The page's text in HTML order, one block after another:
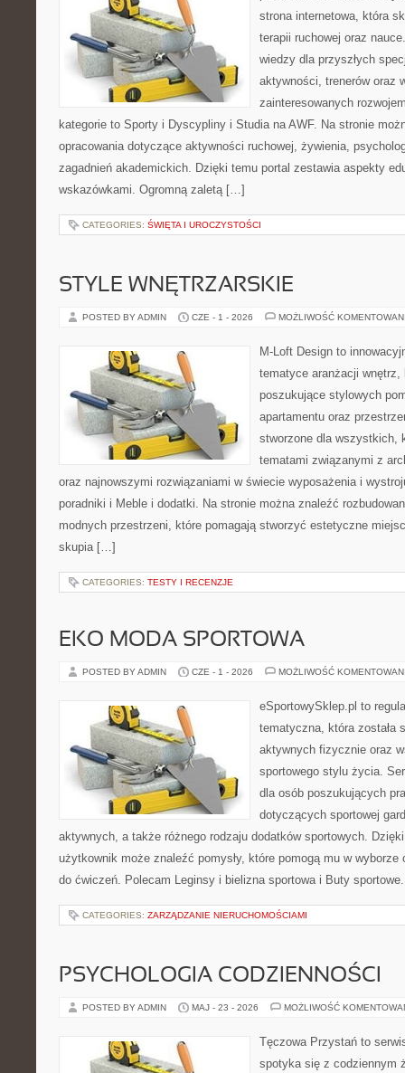
strona internetowa, która
terapii ruchowej oraz
wiedzy dla przyszłych
aktywności, trenerów oraz
zainteresowanych
kategorie to Sporty i Dyscypliny i Studia na AWF. Na stronie
opracowania dotyczące aktywności ruchowej, żywienia,
zagadnień akademickich. Dzięki temu portal zestawia aspekty
wskazówkami. Ogromną zaletą […]
CATEGORIES: ŚWIĘTA I UROCZYSTOŚCI
STYLE WNĘTRZARSKIE
POSTED BY ADMIN CZE - 1 - 2026 MOŻLIWOŚĆ
M-Loft Design to
tematyce aranżacji
poszukujące stylowych
apartamentu oraz
stworzone dla wszystkich,
tematami związanymi z
oraz najnowszymi rozwiązaniami w świecie wyposażenia i
poradniki i Meble i dodatki. Na stronie można znaleźć
modnych przestrzeni, które pomagają stworzyć estetyczne
skupia […]
CATEGORIES: TESTY I RECENZJE
EKO MODA SPORTOWA
POSTED BY ADMIN CZE - 1 - 2026 MOŻLIWOŚĆ
eSportowySklep.pl to
tematyczna, która została
aktywnych fizycznie oraz
sportowego stylu życia.
dla osób poszukujących
dotyczących sportowej
aktywnych, a także różnego rodzaju dodatków sportowych.
użytkownik może znaleźć pomysły, które pomogą mu w wyborze
do ćwiczeń. Polecam Leginsy i bielizna sportowa i Buty
CATEGORIES: ZARZĄDZANIE NIERUCHOMOŚCIAMI
PSYCHOLOGIA CODZIENNOŚCI
POSTED BY ADMIN MAJ - 23 - 2026 MOŻLIWOŚĆ
Tęczowa Przystań to
spotyka się z codziennym